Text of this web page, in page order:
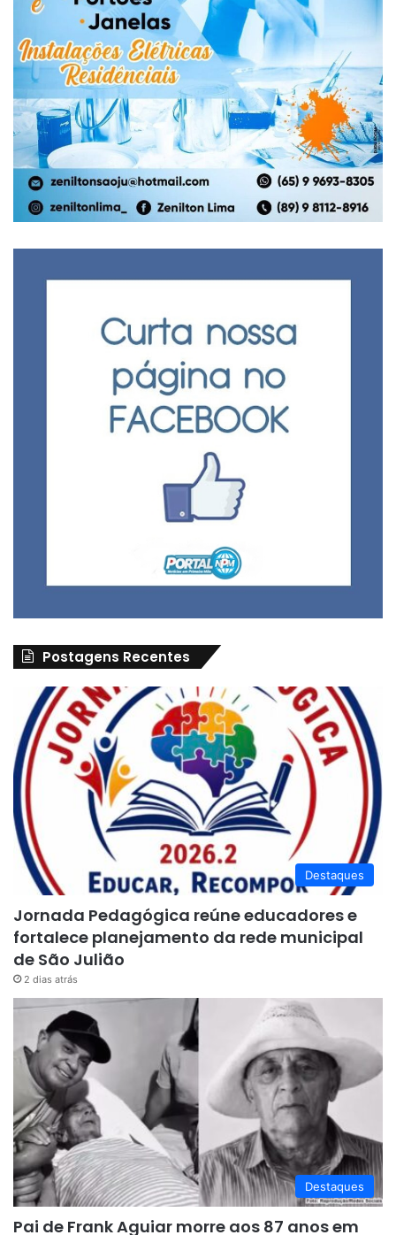
Postagens Recentes
Destaques
Jornada Pedagógica reúne educadores e
fortalece planejamento da rede municipal
de São Julião
2 dias atrás
Destaques
Pai de Frank Aguiar morre aos 87 anos em